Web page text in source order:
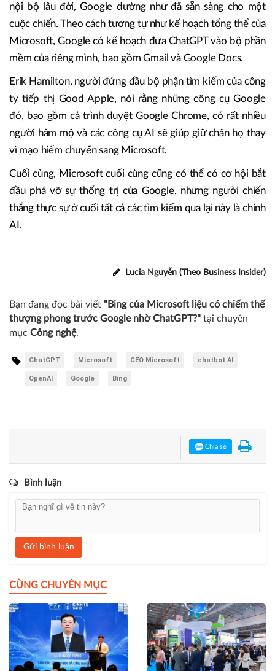
nội bộ lâu đời, Google dường như đã sẵn sàng cho một
cuộc chiến. Theo cách tương tự như kế hoạch tổng thể của
Microsoft, Google có kế hoạch đưa ChatGPT vào bộ phần
mềm của riêng mình, bao gồm Gmail và Google Docs.
Erik Hamilton, người đứng đầu bộ phận tìm kiếm của công
ty tiếp thị Good Apple, nói rằng những công cụ Google
đó, bao gồm cả trình duyệt Google Chrome, có rất nhiều
người hâm mộ và các công cụ AI sẽ giúp giữ chân họ thay
vì mạo hiểm chuyển sang Microsoft.
Cuối cùng, Microsoft cuối cùng cũng có thể có cơ hội bắt
đầu phá vỡ sự thống trị của Google, nhưng người chiến
thắng thực sự ở cuối tất cả các tìm kiếm qua lại này là chính
AI.
Lucia Nguyễn (Theo Business Insider)
Bạn đang đọc bài viết "Bing của Microsoft liệu có chiếm thế
thượng phong trước Google nhờ ChatGPT?" tại chuyên
mục Công nghệ.
ChatGPT Microsoft CEO Microsoft chatbot AI
OpenAI Google Bing
Chia sẻ
Bình luận
Gửi bình luận
CÙNG CHUYÊN MỤC